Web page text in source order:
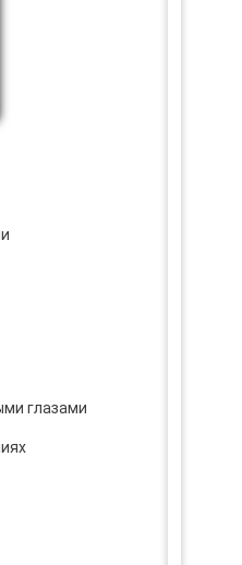
глазами